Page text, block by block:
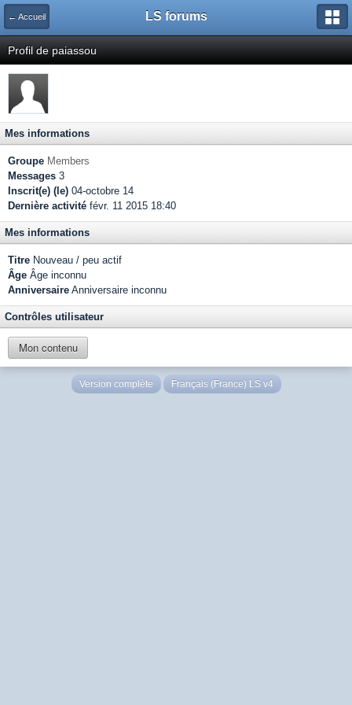
← Accueil LS forums
Profil de paiassou
Mes informations
Groupe Members
Messages 3
Inscrit(e) (le) 04-octobre 14
Dernière activité févr. 11 2015 18:40
Mes informations
Titre Nouveau / peu actif
Âge Âge inconnu
Anniversaire Anniversaire inconnu
Contrôles utilisateur
Mon contenu
Version complète Français (France) LS v4